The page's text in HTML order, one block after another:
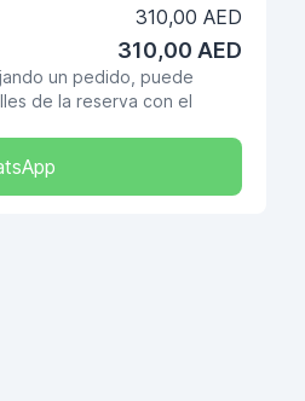
310,00 AED
310,00 AED
un pedido, puede
de la reserva con el